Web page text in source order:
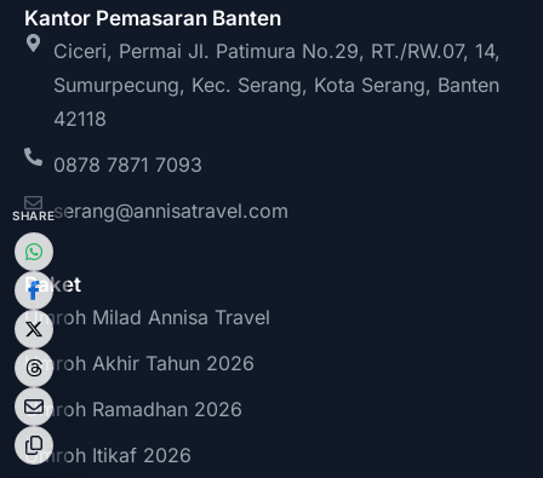
Kantor Pemasaran Banten
Ciceri, Permai Jl. Patimura No.29, RT./RW.07, 14,
Sumurpecung, Kec. Serang, Kota Serang, Banten
42118
0878 7871 7093
serang@annisatravel.com
Paket
Umroh Milad Annisa Travel
Umroh Akhir Tahun 2026
Umroh Ramadhan 2026
Umroh Itikaf 2026
SHARE